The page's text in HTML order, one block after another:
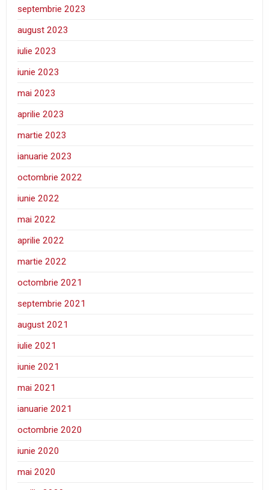
septembrie 2023
august 2023
iulie 2023
iunie 2023
mai 2023
aprilie 2023
martie 2023
ianuarie 2023
octombrie 2022
iunie 2022
mai 2022
aprilie 2022
martie 2022
octombrie 2021
septembrie 2021
august 2021
iulie 2021
iunie 2021
mai 2021
ianuarie 2021
octombrie 2020
iunie 2020
mai 2020